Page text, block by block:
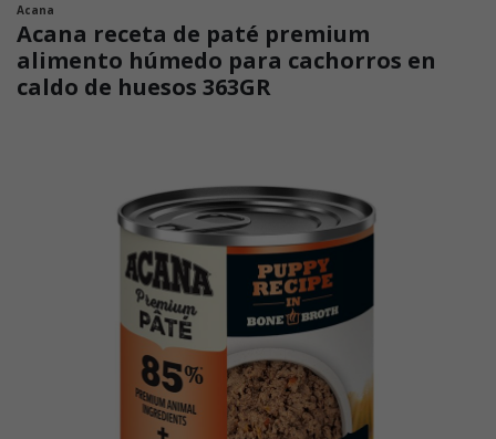
Acana
Acana receta de paté premium
alimento húmedo para cachorros en
caldo de huesos 363GR